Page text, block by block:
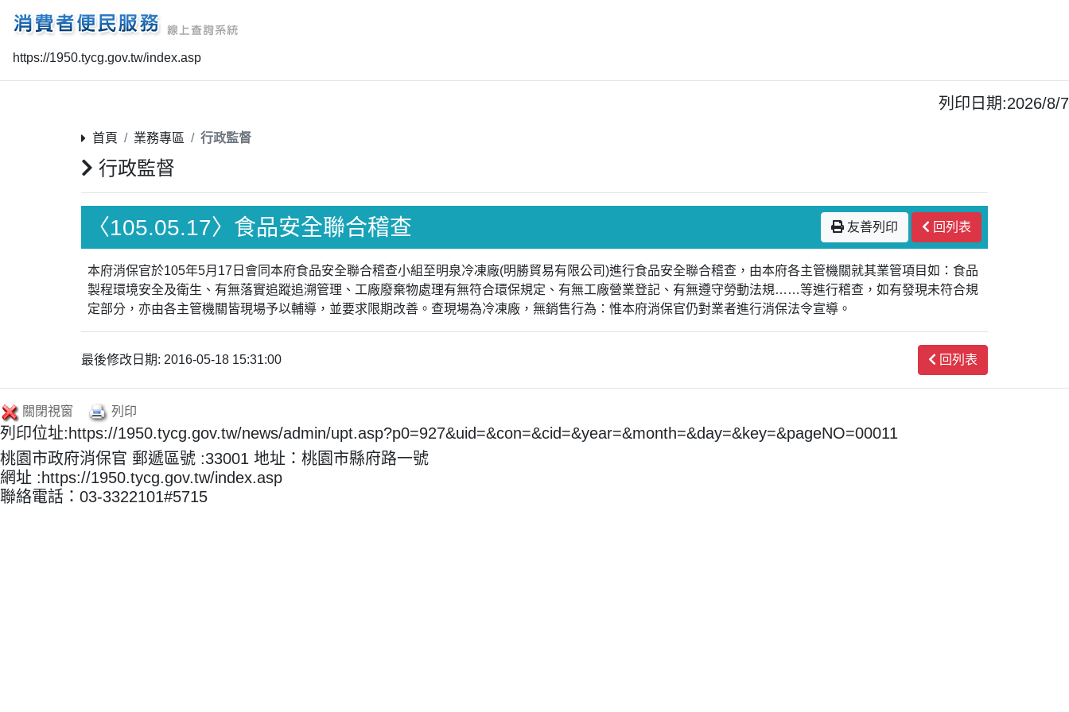
https://1950.tycg.gov.tw/index.asp
列印日期:2026/8/7
首頁 業務專區 行政監督
行政監督
〈105.05.17〉食品安全聯合稽查 友善列印 回列表
本府消保官於105年5月17日會同本府食品安全聯合稽查小組至明泉冷凍廠(明勝貿易有限公司)進行食品安全聯合稽查，由本府各主管機關就其業管項目如：食品
製程環境安全及衛生、有無落實追蹤追溯管理、工廠廢棄物處理有無符合環保規定、有無工廠營業登記、有無遵守勞動法規……等進行稽查，如有發現未符合規
定部分，亦由各主管機關皆現場予以輔導，並要求限期改善。查現場為冷凍廠，無銷售行為：惟本府消保官仍對業者進行消保法令宣導。
最後修改日期: 2016-05-18 15:31:00 回列表
關閉視窗 列印
列印位址:https://1950.tycg.gov.tw/news/admin/upt.asp?p0=927&uid=&con=&cid=&year=&month=&day=&key=&pageNO=00011
桃園市政府消保官 郵遞區號 :33001 地址：桃園市縣府路一號
網址 :https://1950.tycg.gov.tw/index.asp
聯絡電話：03-3322101#5715